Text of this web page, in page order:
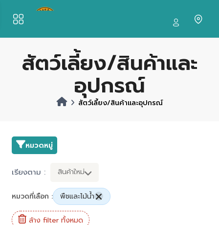
สัตว์เลี้ยง/สินค้าและ
อุปกรณ์
สัตว์เลี้ยง/สินค้าและอุปกรณ์
หมวดหมู่
เรียงตาม : สินค้าใหม่
หมวดที่เลือก : พืชและไม้น้ำ
ล้าง filter ทั้งหมด